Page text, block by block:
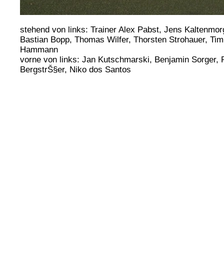
stehend von links: Trainer Alex Pabst, Jens
Bastian Bopp, Thomas Wilfer, Thorsten Strohauer,
Hammann
vorne von links: Jan Kutschmarski, Benjamin
BergstrŠ§er, Niko dos Santos